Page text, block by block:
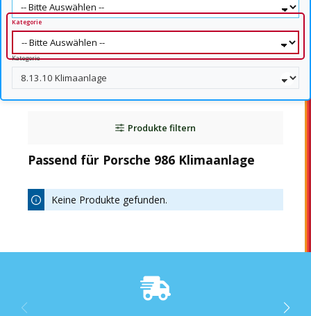
Kategorie
Kategorie
Produkte filtern
Passend für Porsche 986 Klimaanlage
Keine Produkte gefunden.